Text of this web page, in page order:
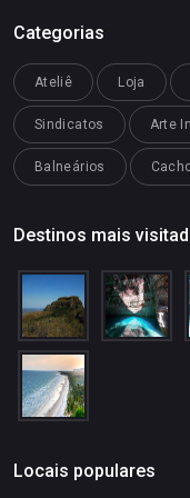
Categorias
Ateliê Loja
Sindicatos Arte
Balneários
Destinos mais
Locais populares